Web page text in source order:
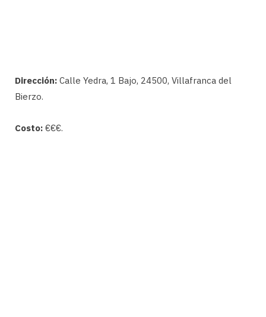
Dirección: Calle Yedra, 1 Bajo, 24500, Villafranca del
Bierzo.
Costo: €€€.